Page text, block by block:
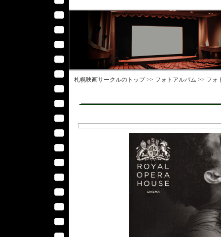
札幌映画サークルのトップ >> フォトアルバム >> フォ